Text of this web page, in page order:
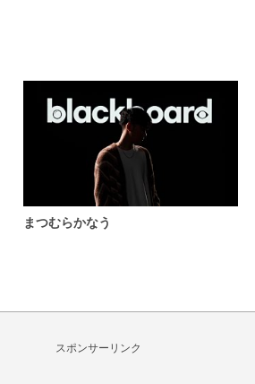
まつむらかなう
スポンサーリンク